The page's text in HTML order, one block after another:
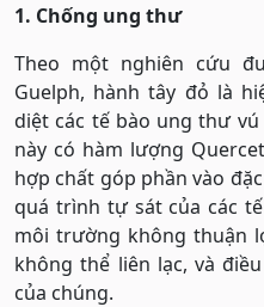
1. Chống ung thư
Theo một nghiên cứu
Guelph, hành tây đỏ là
diệt các tế bào ung thư
này có hàm lượng
hợp chất góp phần vào
quá trình tự sát của các
môi trường không thuận
không thể liên lạc, và
của chúng.